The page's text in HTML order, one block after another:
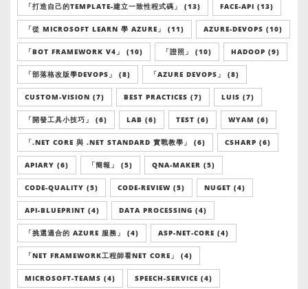
「打造自己的TEMPLATE-建立一致性程式碼」 (13) FACE-API (13)
「從 MICROSOFT LEARN 學 AZURE」 (11) AZURE-DEVOPS (10)
「BOT FRAMEWORK V4」 (10) 「證照」 (10) HADOOP (9)
「部落格改版學DEVOPS」 (8) 「AZURE DEVOPS」 (8)
CUSTOM-VISION (7) BEST PRACTICES (7) LUIS (7)
「開發工具小技巧」 (6) LAB (6) TEST (6) WYAM (6)
「.NET CORE 與 .NET STANDARD 實戰教學」 (6) CSHARP (6)
APIARY (6) 「簡報」 (5) QNA-MAKER (5)
CODE-QUALITY (5) CODE-REVIEW (5) NUGET (4)
API-BLUEPRINT (4) DATA PROCESSING (4)
「挑選適合的 AZURE 服務」 (4) ASP-NET-CORE (4)
「NET FRAMEWORK工程師看NET CORE」 (4)
MICROSOFT-TEAMS (4) SPEECH-SERVICE (4)